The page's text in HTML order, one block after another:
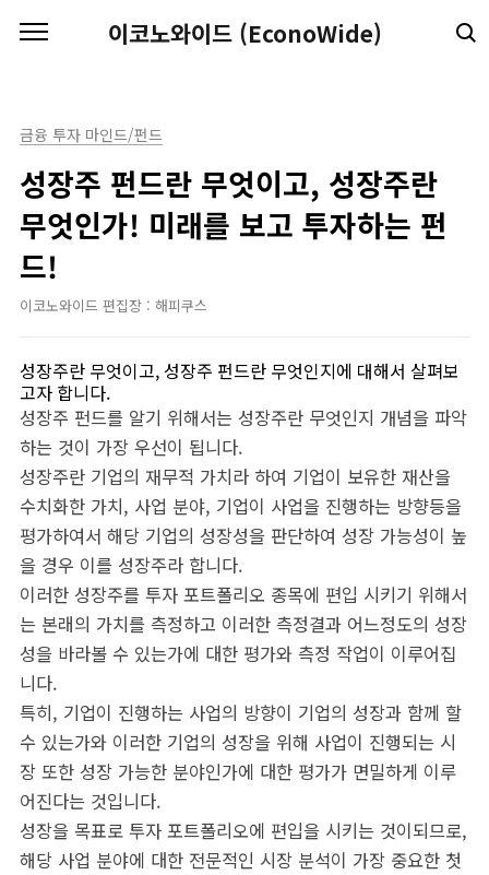
이코노와이드 (EconoWide)
금융 투자 마인드/펀드
성장주 펀드란 무엇이고, 성장주란
무엇인가! 미래를 보고 투자하는 펀
드!
이코노와이드 편집장 : 해피쿠스
성장주란 무엇이고, 성장주 펀드란 무엇인지에 대해서 살펴보
고자 합니다.
성장주 펀드를 알기 위해서는 성장주란 무엇인지 개념을 파악
하는 것이 가장 우선이 됩니다.
성장주란 기업의 재무적 가치라 하여 기업이 보유한 재산을
수치화한 가치, 사업 분야, 기업이 사업을 진행하는 방향등을
평가하여서 해당 기업의 성장성을 판단하여 성장 가능성이 높
을 경우 이를 성장주라 합니다.
이러한 성장주를 투자 포트폴리오 종목에 편입 시키기 위해서
는 본래의 가치를 측정하고 이러한 측정결과 어느정도의 성장
성을 바라볼 수 있는가에 대한 평가와 측정 작업이 이루어집
니다.
특히, 기업이 진행하는 사업의 방향이 기업의 성장과 함께 할
수 있는가와 이러한 기업의 성장을 위해 사업이 진행되는 시
장 또한 성장 가능한 분야인가에 대한 평가가 면밀하게 이루
어진다는 것입니다.
성장을 목표로 투자 포트폴리오에 편입을 시키는 것이되므로,
해당 사업 분야에 대한 전문적인 시장 분석이 가장 중요한 첫